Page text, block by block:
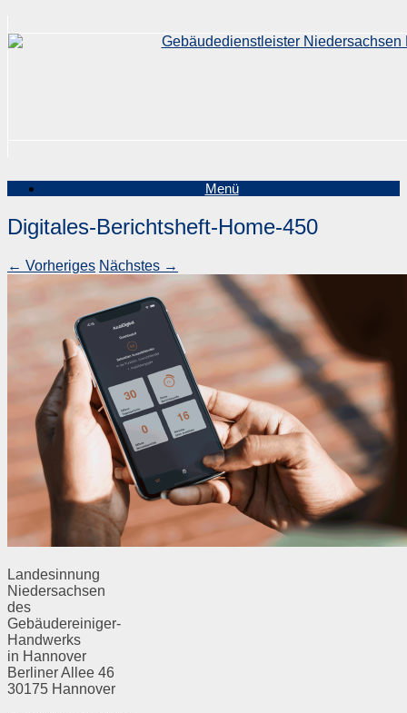
Inhalt
springen
Menü
Digitales-Berichtsheft-Home-450
← Vorheriges Nächstes →
Landesinnung
Niedersachsen
des
Gebäudereiniger-
Handwerks
in Hannover
Berliner Allee 46
30175 Hannover